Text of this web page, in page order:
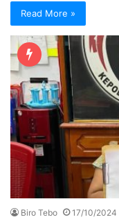
Read More »
Biro Tebo 17/10/2024